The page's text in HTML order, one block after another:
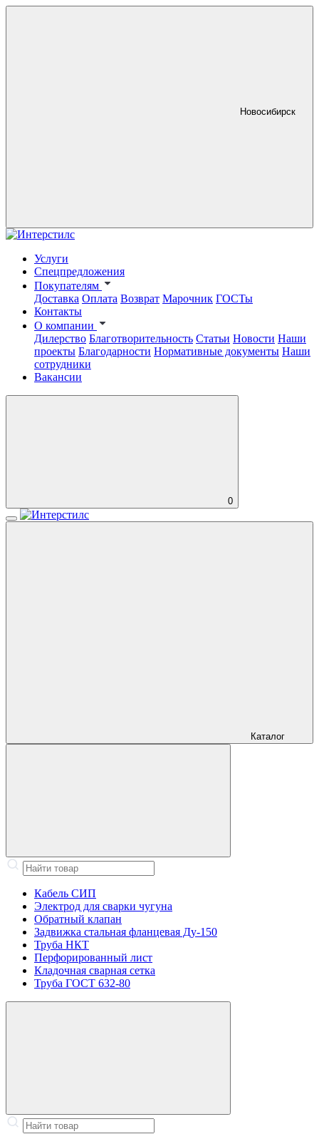
Новосибирск
Услуги
Спецпредложения
Покупателям
Доставка Оплата Возврат Марочник ГОСТы
Контакты
О компании
Дилерство Благотворительность Статьи Новости Наши
проекты Благодарности Нормативные документы Наши
сотрудники
Вакансии
0
Каталог
Кабель СИП
Электрод для сварки чугуна
Обратный клапан
Задвижка стальная фланцевая Ду-150
Труба НКТ
Перфорированный лист
Кладочная сварная сетка
Труба ГОСТ 632-80